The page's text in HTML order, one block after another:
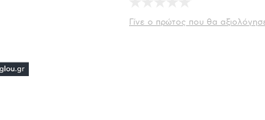
Γίνε ο πρώτος που θα